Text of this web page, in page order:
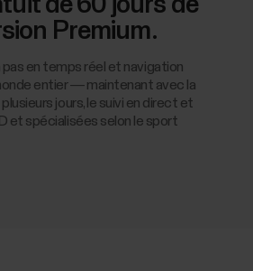
de 60 jours de
Premium.
pas en temps réel et navigation
entier — maintenant avec la
jours, le suivi en direct et
et spécialisées selon le sport